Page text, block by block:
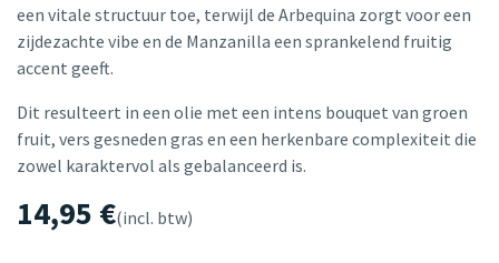
een vitale structuur toe, terwijl de Arbequina zorgt voor een
zijdezachte vibe en de Manzanilla een sprankelend fruitig
accent geeft.
Dit resulteert in een olie met een intens bouquet van groen
fruit, vers gesneden gras en een herkenbare complexiteit die
zowel karaktervol als gebalanceerd is.
14,95 €(incl. btw)